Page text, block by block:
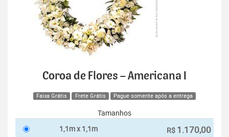
Coroa de Flores – Americana I
Faixa Grátis Frete Grátis Pague somente após a entrega
Tamanhos
1,1m x 1,1m
R$ 1.170,00